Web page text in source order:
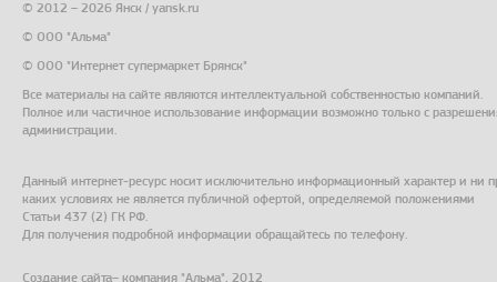
© 2012 – 2026 Янск / yansk.ru
© ООО "Альма"
© ООО "Интернет супермаркет Брянск"
Все материалы на сайте являются интеллектуальной собственностью компаний.
Полное или частичное использование информации возможно только с
администрации.
Данный интернет-ресурс носит исключительно информационный характер и ни
каких условиях не является публичной офертой, определяемой положениями
Статьи 437 (2) ГК РФ.
Для получения подробной информации обращайтесь по телефону.
Создание сайта– компания "Альма", 2012